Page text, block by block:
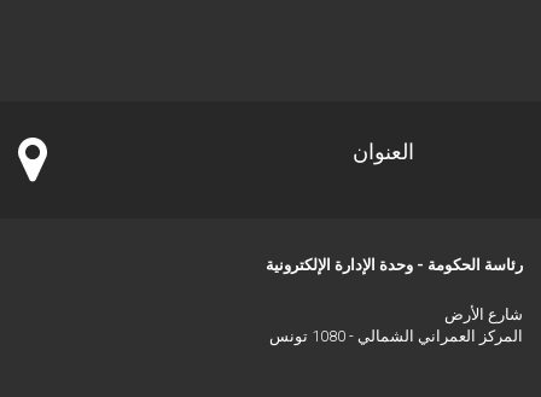
العنوان
رئاسة الحكومة - وحدة الإدارة الإلكترونية
شارع الأرض
المركز العمراني الشمالي - 1080 تونس